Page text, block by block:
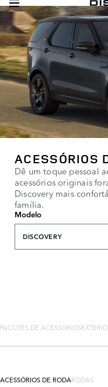
ACESSÓRIOS
Dê um toque pessoal
acessórios originais
Discovery mais
família.
Modelo
DISCOVERY
PACOTES DE ACESSÓRIOS
ACESSÓRIOS DE RODARODAS